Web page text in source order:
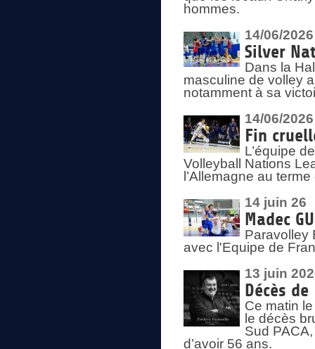
hommes.
14/06/2026
Silver
Dans la
masculine de volley
notamment à sa
14/06/2026
Fin
L’équipe
Volleyball Nations
l’Allemagne au
14 juin 26
Madec
Paravolley
avec l'Equipe de
13 juin
Décès de
Ce matin
le décès
Sud
d’avoir 56 ans.